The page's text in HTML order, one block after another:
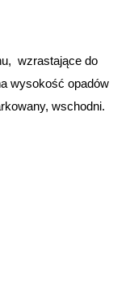
wzrastające do
wysokość opadów
wschodni.